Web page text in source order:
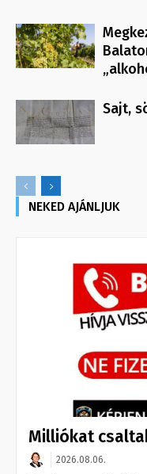
Sajt,
NEKED AJÁNLJUK
Milliókat
2026.08.06.